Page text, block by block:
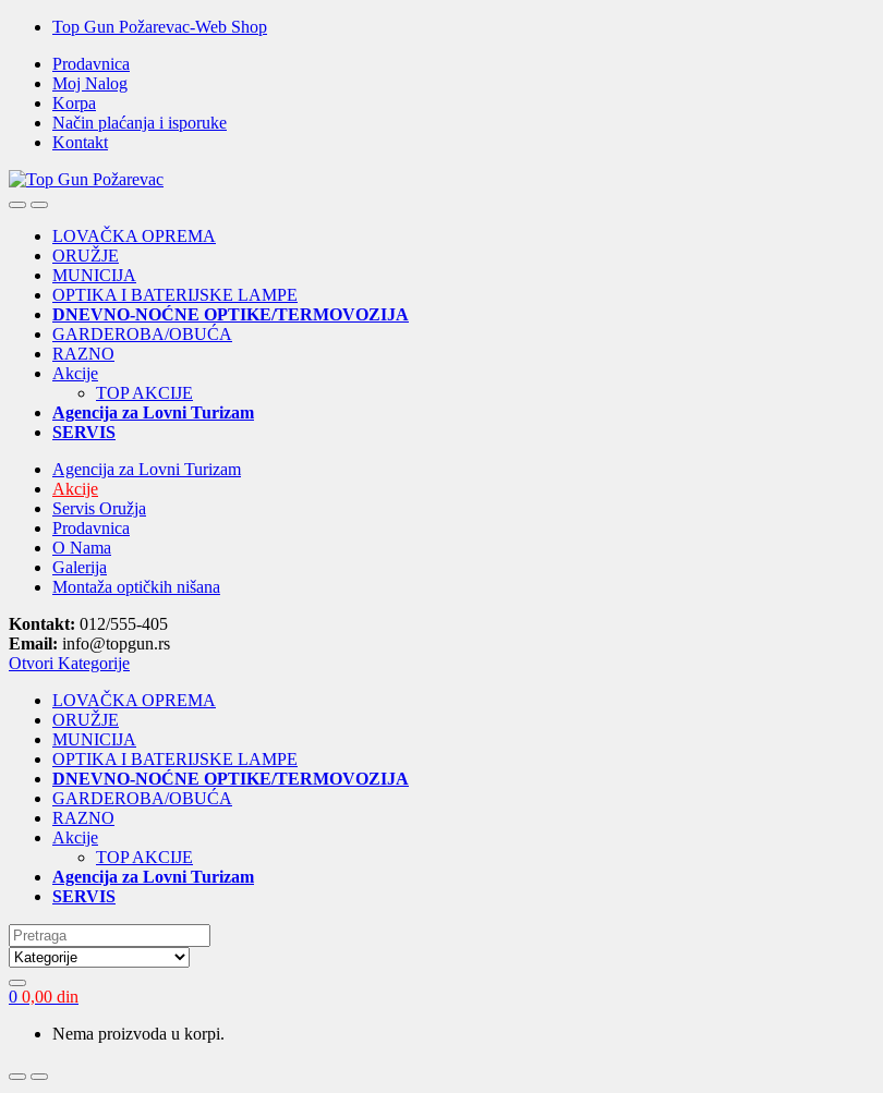
Skip
navigation
Skip
content
Top Gun Požarevac-Web Shop
Prodavnica
Moj Nalog
Korpa
Način plaćanja i isporuke
Kontakt
OpenClose
LOVAČKA OPREMA
ORUŽJE
MUNICIJA
OPTIKA I BATERIJSKE LAMPE
DNEVNO-NOĆNE OPTIKE/TERMOVOZIJA
GARDEROBA/OBUĆA
RAZNO
Akcije
TOP AKCIJE
Agencija za Lovni Turizam
SERVIS
Agencija za Lovni Turizam
Akcije
Servis Oružja
Prodavnica
O Nama
Galerija
Montaža optičkih nišana
Kontakt: 012/555-405
Email: info@topgun.rs
Otvori Kategorije
LOVAČKA OPREMA
ORUŽJE
MUNICIJA
OPTIKA I BATERIJSKE LAMPE
DNEVNO-NOĆNE OPTIKE/TERMOVOZIJA
GARDEROBA/OBUĆA
RAZNO
Akcije
TOP AKCIJE
Agencija za Lovni Turizam
SERVIS
Search
for:
0 0,00 din
Nema proizvoda u korpi.
OpenClose